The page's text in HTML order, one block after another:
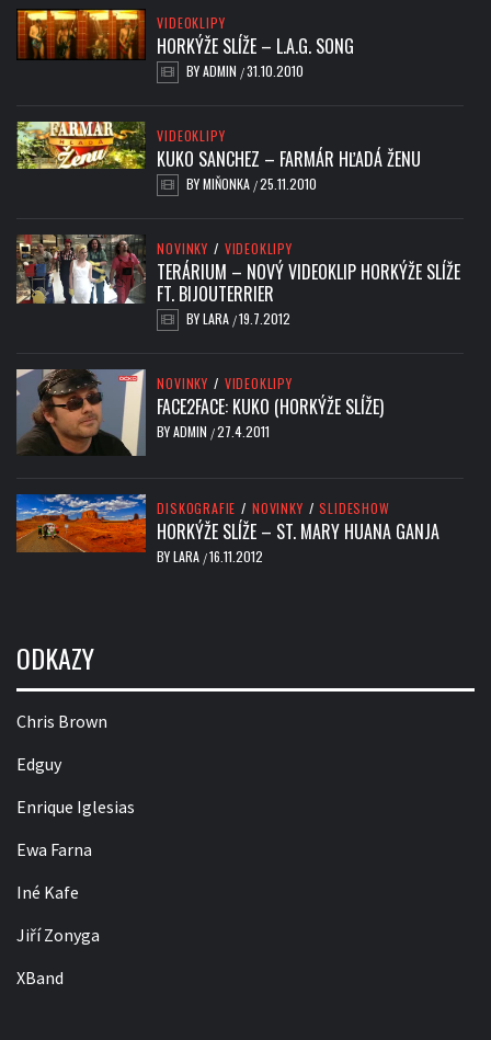
VIDEOKLIPY
HORKÝŽE SLÍŽE – L.A.G. SONG
BYADMIN /31.10.2010
VIDEOKLIPY
KUKO SANCHEZ – FARMÁR HĽADÁ ŽENU
BYMIŇONKA /25.11.2010
NOVINKY / VIDEOKLIPY
TERÁRIUM – NOVÝ VIDEOKLIP HORKÝŽE SLÍŽE
FT. BIJOUTERRIER
BYLARA /19.7.2012
NOVINKY / VIDEOKLIPY
FACE2FACE: KUKO (HORKÝŽE SLÍŽE)
BYADMIN /27.4.2011
DISKOGRAFIE / NOVINKY / SLIDESHOW
HORKÝŽE SLÍŽE – ST. MARY HUANA GANJA
BYLARA /16.11.2012
ODKAZY
Chris Brown
Edguy
Enrique Iglesias
Ewa Farna
Iné Kafe
Jiří Zonyga
XBand